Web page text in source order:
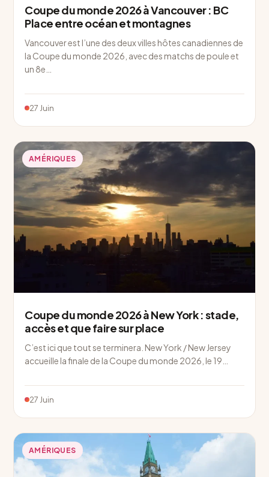
Coupe du monde 2026 à Vancouver : BC
Place entre océan et montagnes
Vancouver est l’une des deux villes hôtes canadiennes de
la Coupe du monde 2026, avec des matchs de poule et
un 8e…
27 Juin
AMÉRIQUES
Coupe du monde 2026 à New York : stade,
accès et que faire sur place
C’est ici que tout se terminera. New York / New Jersey
accueille la finale de la Coupe du monde 2026, le 19…
27 Juin
AMÉRIQUES